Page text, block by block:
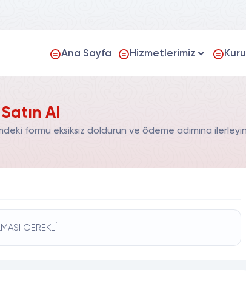
Ana Sayfa Hizmetlerimiz
Al
formu eksiksiz doldurun ve ödeme adımına
GEREKLİ